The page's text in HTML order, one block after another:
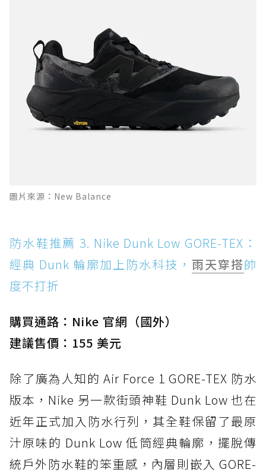
圖片來源：New Balance
防水鞋推薦 3. Nike Dunk Low GORE-TEX：
經典 Dunk 輪廓加上防水科技， 雨天穿搭帥
度不打折
購買通路：Nike 官網（國外）
建議售價：155 美元
除了廣為人知的 Air Force 1 GORE-TEX 防水
版本，Nike 另一款街頭神鞋 Dunk Low 也在
近年正式加入防水行列，其全鞋保留了最原
汁原味的 Dunk Low 低筒經典輪廓，擺脫傳
統戶外防水鞋的笨重感，內層則嵌入 GORE-